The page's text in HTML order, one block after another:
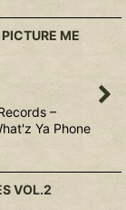
ME
‎–
Ya Phone
VOL.2